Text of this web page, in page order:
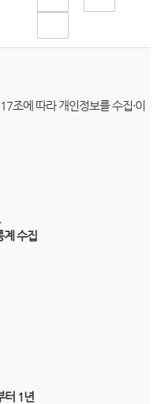
조에 따라 개인정보를 수집·이
계 수집
터 1년